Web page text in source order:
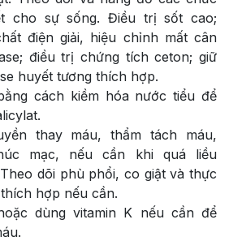
cho sự sống. Điều trị sốt cao;
điện giải, hiệu chỉnh mất cân
điều trị chứng tích ceton; giữ
huyết tương thích hợp.
cách kiềm hóa nước tiểu để
thay máu, thẩm tách máu,
mạc, nếu cần khi quá liều
dõi phù phổi, co giật và thực
hợp nếu cần.
dùng vitamin K nếu cần để